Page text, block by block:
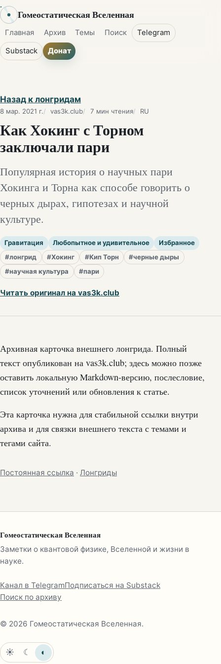
Гомеостатическая Вселенная
Главная Архив Темы Поиск Telegram
Substack Донат
Назад к лонгридам
8 мар. 2021 г. vas3k.club 7 мин чтения RU
Как Хокинг с Торном
заключали пари
Популярная история о научных пари
Хокинга и Торна как способе говорить о
черных дырах, гипотезах и научной
культуре.
Гравитация Любопытное и удивительное
Избранное
#лонгрид
#Хокинг #Кип Торн
#черные дыры
#научная культура
#пари
Читать оригинал на vas3k.club
Архивная карточка внешнего лонгрида. Полный
текст опубликован на vas3k.club; здесь можно позже
оставить локальную Markdown-версию, послесловие,
список уточнений или обновления к статье.
Эта карточка нужна для стабильной ссылки внутри
архива и для связки внешнего текста с темами и
тегами сайта.
Постоянная ссылка · Лонгриды
Гомеостатическая Вселенная
Заметки о квантовой физике, Вселенной и жизни в
науке.
Канал в TelegramПодписаться на Substack
Поиск по архиву
© 2026 Гомеостатическая Вселенная.
☀ ☾ ◐